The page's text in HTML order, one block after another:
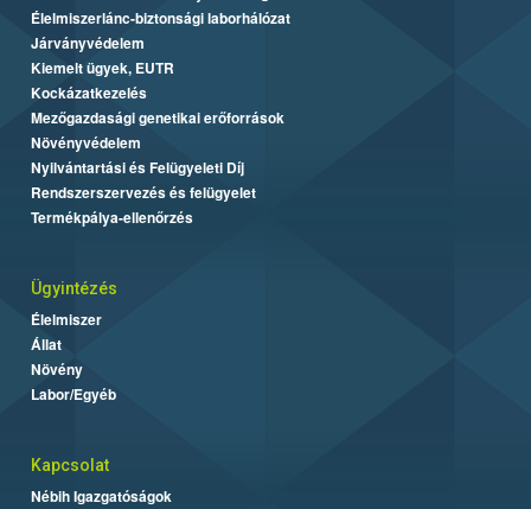
Élelmiszerlánc-biztonsági laborhálózat
Járványvédelem
Kiemelt ügyek, EUTR
Kockázatkezelés
Mezőgazdasági genetikai erőforrások
Növényvédelem
Nyilvántartási és Felügyeleti Díj
Rendszerszervezés és felügyelet
Termékpálya-ellenőrzés
Ügyintézés
Élelmiszer
Állat
Növény
Labor/Egyéb
Kapcsolat
Nébih Igazgatóságok